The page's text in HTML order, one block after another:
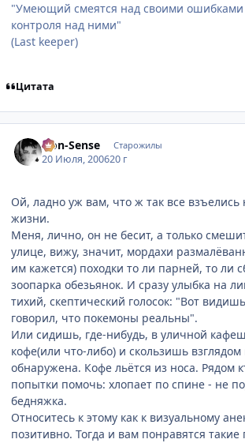
"Умеющий смеятся над своими ошибками
контроля над ними"
(Last keeper)
Цитата
Non-Sense Старожилы
20 Июля, 200620 г
Ой, ладно уж вам, что ж так все взъелись
жизни.
Меня, лично, он не бесит, а только
улице, вижу, значит, мордахи
им кажется) походки то ли парней, то ли
зоопарка обезьянок. И сразу улыбка на
тихий, скептический голосок: "Вот
говорил, что покемоны реальны".
Или сидишь, где-нибудь, в уличной
кофе(или что-либо) и скользишь взглядом
обнаружена. Кофе льётся из носа. Рядом
попытки помочь: хлопает по спине - не
бедняжка.
Относитесь к этому как к визуальному
позитивно. Тогда и вам понравятся